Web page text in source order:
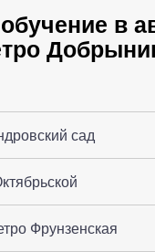
в
сад
Фрунзенская